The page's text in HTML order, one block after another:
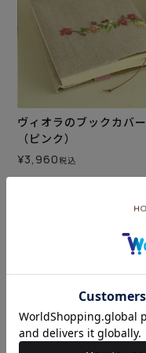
ヴィオラのブックカバー
（ピンク）
¥3,960税込